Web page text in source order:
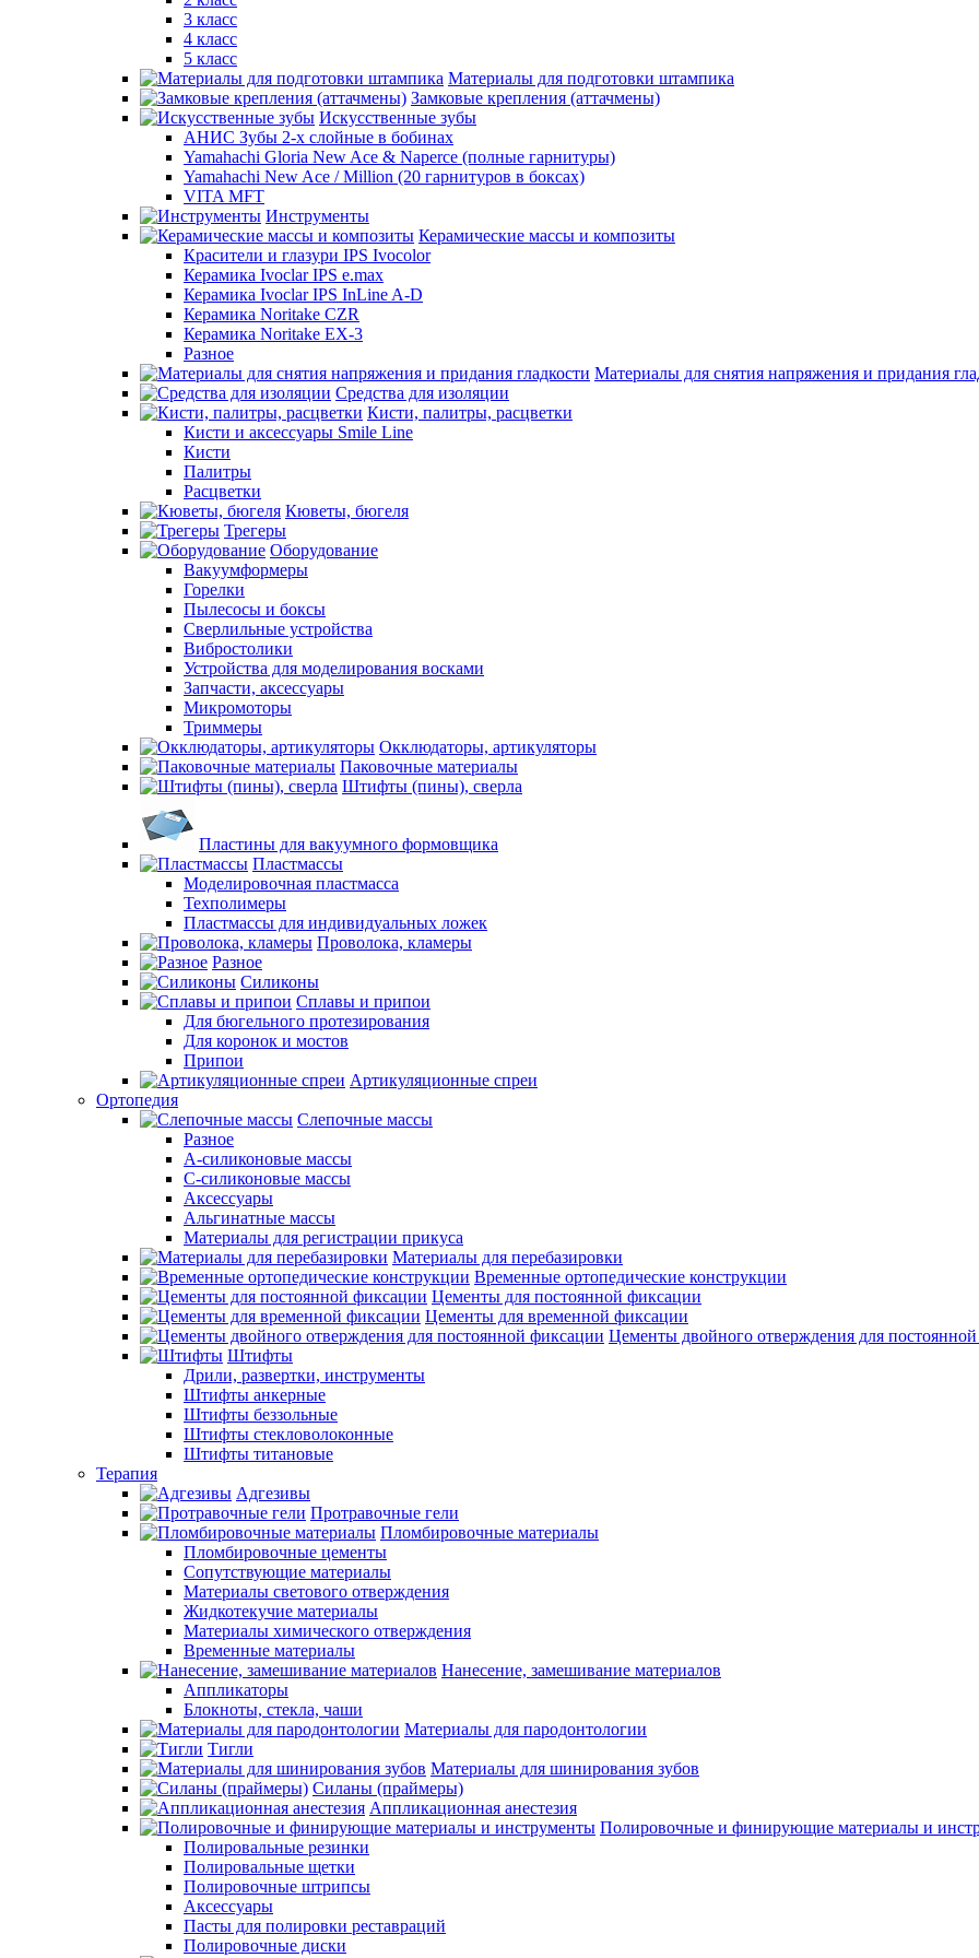
3 класс
4 класс
5 класс
Материалы для подготовки штампика
Замковые крепления (аттачмены)
Искусственные зубы
АНИС Зубы 2-х слойные в бобинах
Yamahachi Gloria New Ace & Naperce (полные гарнитуры)
Yamahachi New Ace / Million (20 гарнитуров в боксах)
VITA MFT
Инструменты
Керамические массы и композиты
Красители и глазури IPS Ivocolor
Керамика Ivoclar IPS e.max
Керамика Ivoclar IPS InLine A-D
Керамика Noritake CZR
Керамика Noritake EX-3
Разное
Материалы для снятия напряжения и придания
Средства для изоляции
Кисти, палитры, расцветки
Кисти и аксессуары Smile Line
Кисти
Палитры
Расцветки
Кюветы, бюгеля
Трегеры
Оборудование
Вакуумформеры
Горелки
Пылесосы и боксы
Сверлильные устройства
Вибростолики
Устройства для моделирования восками
Запчасти, аксессуары
Микромоторы
Триммеры
Окклюдаторы, артикуляторы
Паковочные материалы
Штифты (пины), сверла
Пластины для вакуумного формовщика
Пластмассы
Моделировочная пластмасса
Техполимеры
Пластмассы для индивидуальных ложек
Проволока, кламеры
Разное
Силиконы
Сплавы и припои
Для бюгельного протезирования
Для коронок и мостов
Припои
Артикуляционные спреи
Ортопедия
Слепочные массы
Разное
А-силиконовые массы
С-силиконовые массы
Аксессуары
Альгинатные массы
Материалы для регистрации прикуса
Материалы для перебазировки
Временные ортопедические конструкции
Цементы для постоянной фиксации
Цементы для временной фиксации
Цементы двойного отверждения для
Штифты
Дрили, развертки, инструменты
Штифты анкерные
Штифты беззольные
Штифты стекловолоконные
Штифты титановые
Терапия
Адгезивы
Протравочные гели
Пломбировочные материалы
Пломбировочные цементы
Сопутствующие материалы
Материалы светового отверждения
Жидкотекучие материалы
Материалы химического отверждения
Временные материалы
Нанесение, замешивание материалов
Аппликаторы
Блокноты, стекла, чаши
Материалы для пародонтологии
Тигли
Материалы для шинирования зубов
Силаны (праймеры)
Аппликационная анестезия
Полировочные и финирующие материалы и
Полировальные резинки
Полировальные щетки
Полировочные штрипсы
Аксессуары
Пасты для полировки реставраций
Полировочные диски